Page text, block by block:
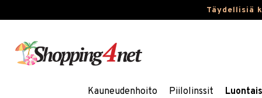
Täydellisiä
Kauneudenhoito Piilolinssit